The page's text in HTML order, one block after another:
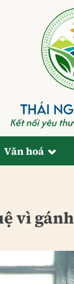
Văn hoá
vì